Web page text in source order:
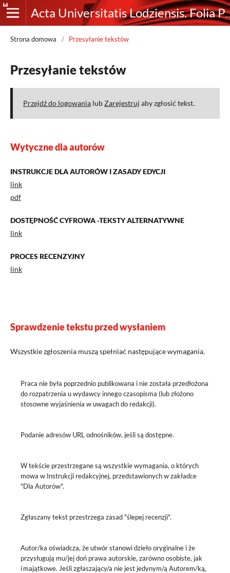
Acta Universitatis Lodziensis. Folia Philosophica. Ethica-Aesthetica-Practica
Strona domowa / Przesyłanie tekstów
Przesyłanie tekstów
Przejdź do logowania lub Zarejestruj aby zgłosić tekst.
Wytyczne dla autorów
INSTRUKCJE DLA AUTORÓW I ZASADY EDYCJI
link
pdf
DOSTĘPNOŚĆ CYFROWA -TEKSTY ALTERNATYWNE
link
PROCES RECENZYJNY
link
Sprawdzenie tekstu przed wysłaniem
Wszystkie zgłoszenia muszą spełniać następujące wymagania.
Praca nie była poprzednio publikowana i nie została przedłożona
do rozpatrzenia u wydawcy innego czasopisma (lub złożono
stosowne wyjaśnienia w uwagach do redakcji).
Podanie adresów URL odnośników, jeśli są dostępne.
W tekście przestrzegane są wszystkie wymagania, o których
mowa w Instrukcji redakcyjnej, przedstawionych w zakładce
"Dla Autorów".
Zgłaszany tekst przestrzega zasad "ślepej recenzji".
Autor/ka oświadcza, że utwór stanowi dzieło oryginalne i że
przysługują mu/jej doń prawa autorskie, zarówno osobiste, jak
i majątkowe. Jeśli zgłaszający/a nie jest jedynym/ą Autorem/ką,